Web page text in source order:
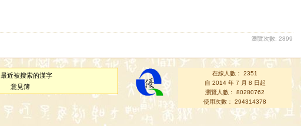
瀏覽次數: 2899
最近被搜索的漢字
意見簿
在線人數： 2351
自 2014 年 7 月 8 日起
瀏覽人數： 80280762
使用次數： 294314378